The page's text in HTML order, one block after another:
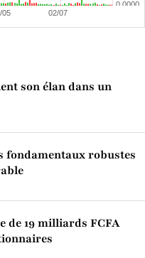
son élan dans un
fondamentaux robustes
de 19 milliards FCFA